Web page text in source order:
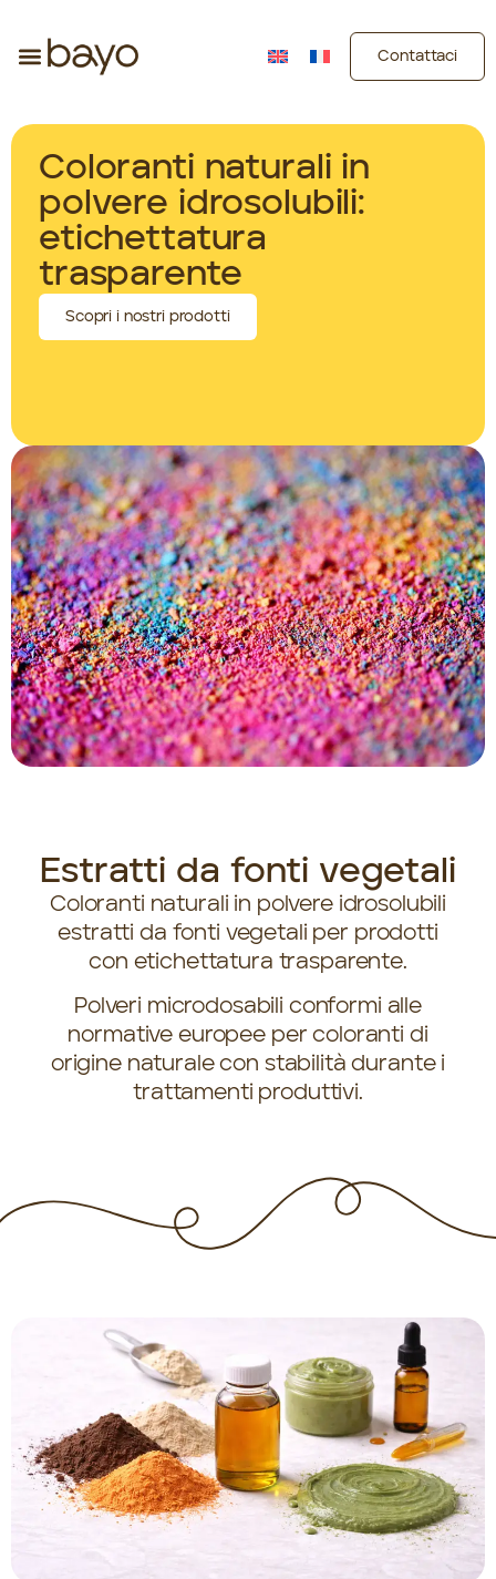
Contattaci
Coloranti naturali in
polvere idrosolubili:
etichettatura
trasparente
Scopri i nostri prodotti
Estratti da fonti vegetali
Coloranti naturali in polvere idrosolubili
estratti da fonti vegetali per prodotti
con etichettatura trasparente.
Polveri microdosabili conformi alle
normative europee per coloranti di
origine naturale con stabilità durante i
trattamenti produttivi.